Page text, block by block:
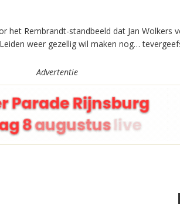
het Rembrandt-standbeeld dat Jan Wolkers
weer gezellig wil maken nog…
Advertentie